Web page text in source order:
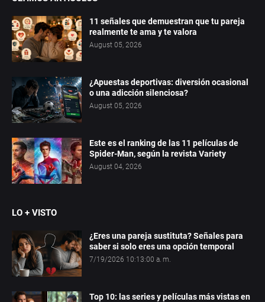
11 señales que demuestran que tu pareja
realmente te ama y te valora
August 05, 2026
¿Apuestas deportivas: diversión ocasional
o una adicción silenciosa?
August 05, 2026
Este es el ranking de las 11 películas de
Spider-Man, según la revista Variety
August 04, 2026
LO + VISTO
¿Eres una pareja sustituta? Señales para
saber si solo eres una opción temporal
7/19/2026 10:13:00 a. m.
Top 10: las series y películas más vistas en